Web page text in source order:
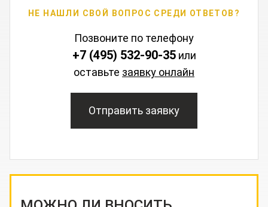
НЕ НАШЛИ СВОЙ ВОПРОС СРЕДИ ОТВЕТОВ?
Позвоните по телефону
+7 (495) 532-90-35или
оставьте заявку онлайн
Отправить заявку